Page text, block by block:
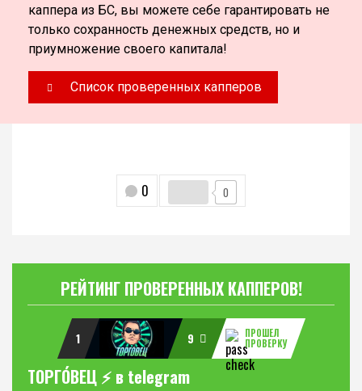
каппера из БС, вы можете себе гарантировать не
только сохранность денежных средств, но и
приумножение своего капитала!
Список проверенных капперов
0 0
РЕЙТИНГ ПРОВЕРЕННЫХ КАППЕРОВ!
1 9
ПРОШЕЛ
ПРОВЕРКУ
ТОРГО́ВЕЦ ⚡️ в telegram